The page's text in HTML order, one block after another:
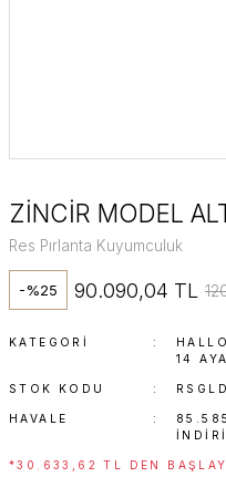
ZİNCİR MODEL
Res Pırlanta Kuyumculuk
-%25 90.090,04 TL
KATEGORI
14
STOK KODU
HAVALE
*30.633,62 TL DEN